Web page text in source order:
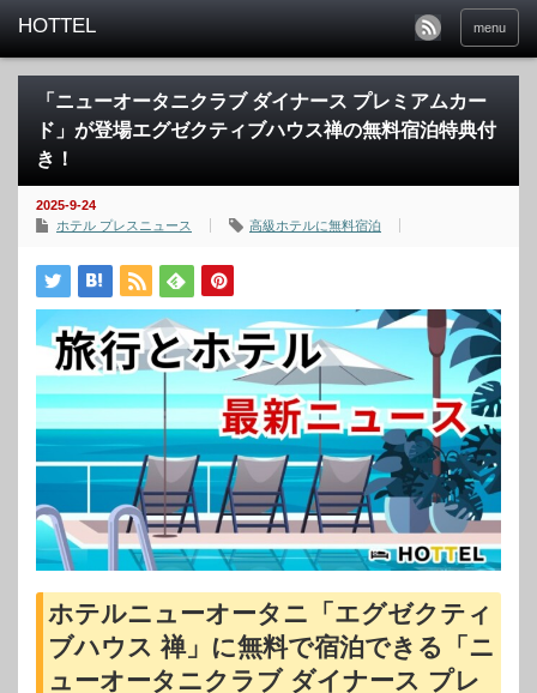
menu
「ニューオータニクラブ ダイナース プレミアムカー
ド」が登場エグゼクティブハウス禅の無料宿泊特典付
き！
2025-9-24
ホテル プレスニュース
高級ホテルに無料宿泊
ホテルニューオータニ「エグゼクティ
ブハウス 禅」に無料で宿泊できる「ニ
ューオータニクラブ ダイナース プレ